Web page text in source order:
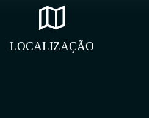
LOCALIZAÇÃO